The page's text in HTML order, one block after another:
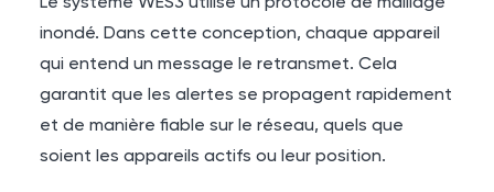
inondé. Dans cette conception, chaque appareil
qui entend un message le retransmet. Cela
garantit que les alertes se propagent rapidement
et de manière fiable sur le réseau, quels que
soient les appareils actifs ou leur position.